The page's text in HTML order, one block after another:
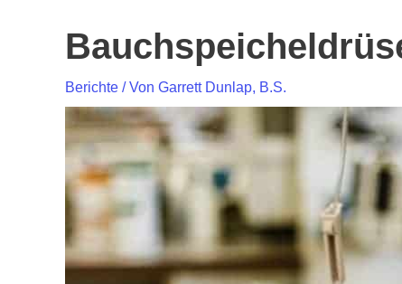
Berichte / Von Garrett Dunlap, B.S.